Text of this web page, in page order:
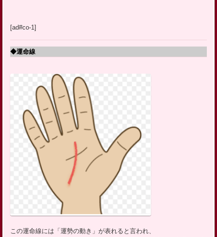
[ad#co-1]
◆運命線
この運命線には「運勢の動き」が表れると言われ、